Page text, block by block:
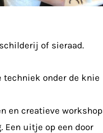
of sieraad.
techniek onder de knie
en creatieve
Een uitje op een door